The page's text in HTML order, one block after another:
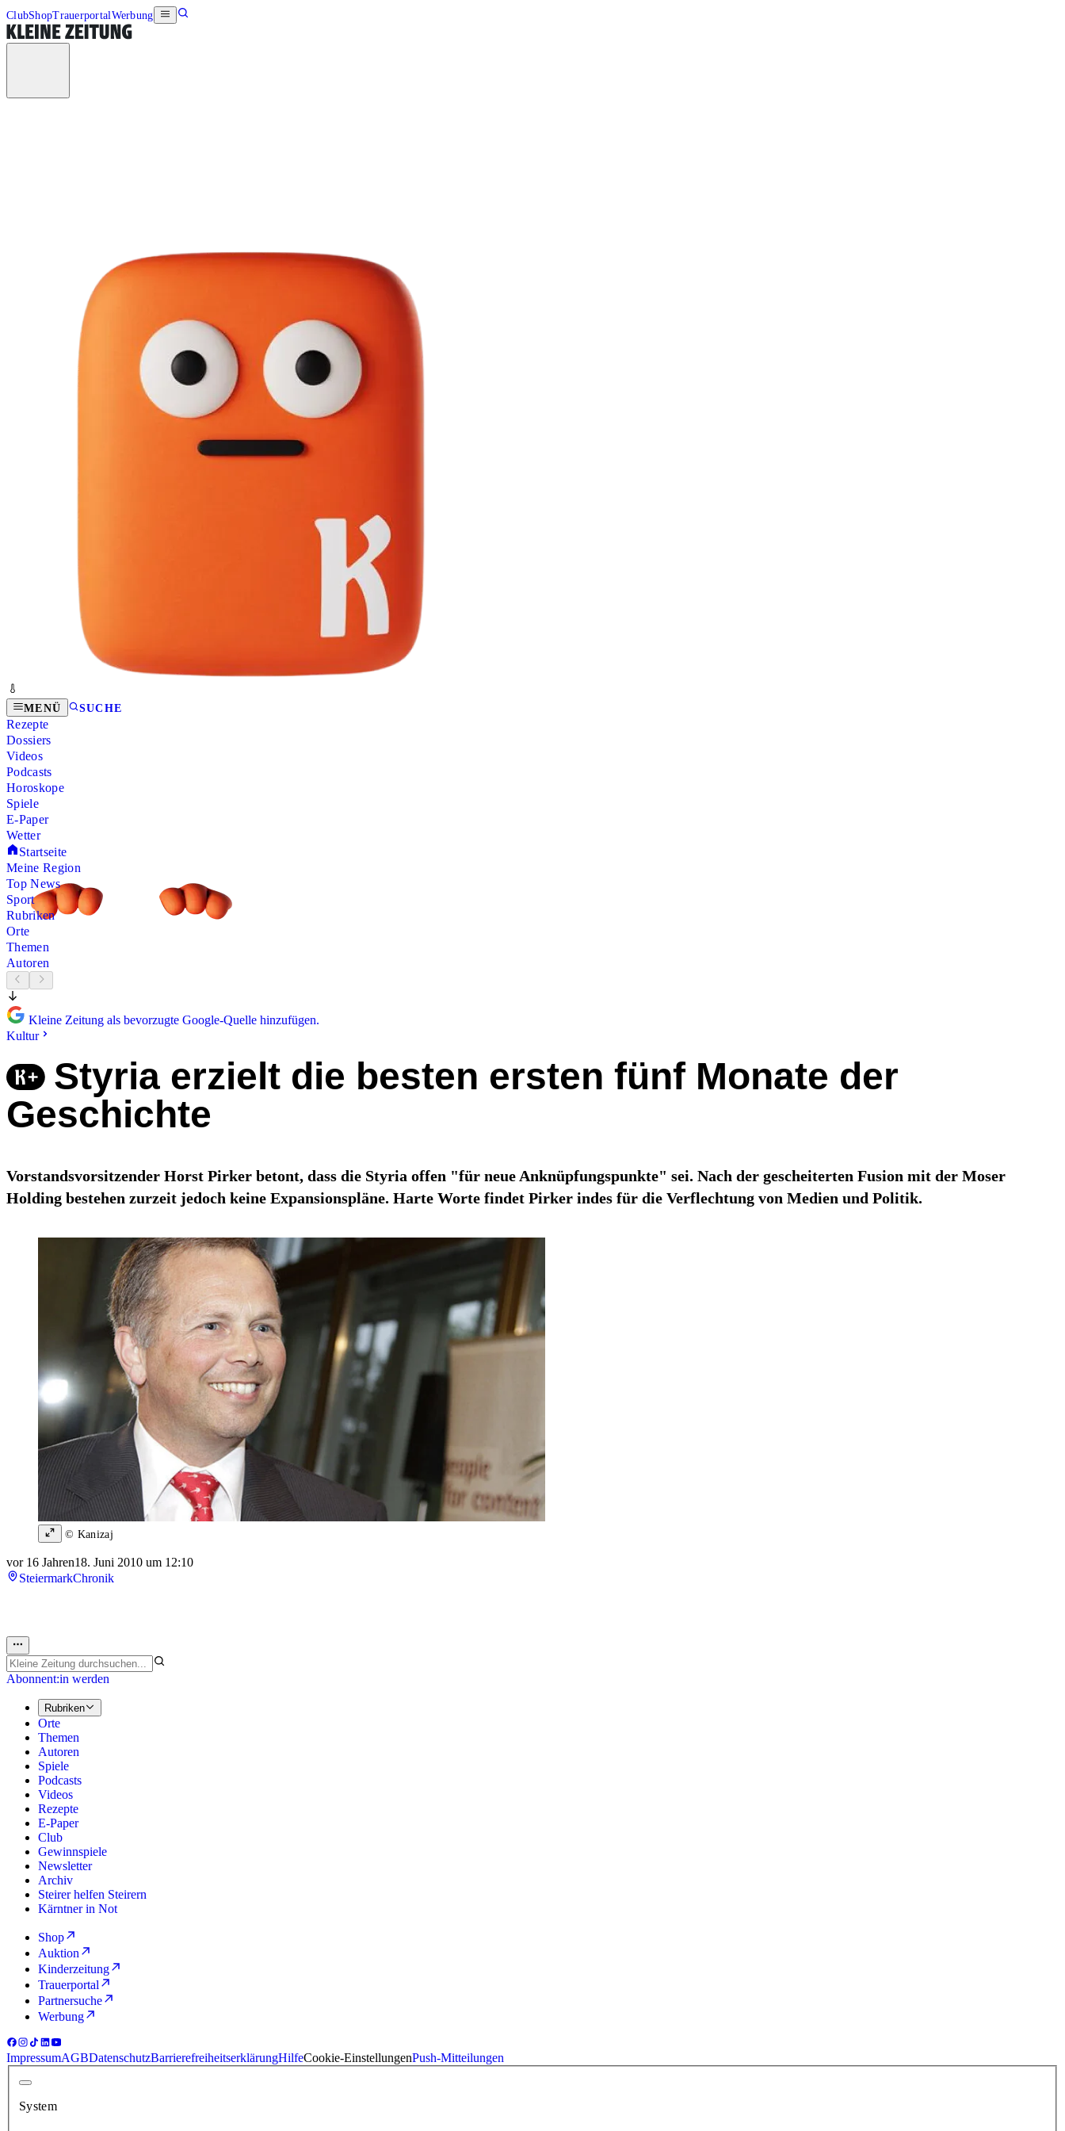
ClubShopTrauerportalWerbung
MENÜ SUCHE
Rezepte
Dossiers
Videos
Podcasts
Horoskope
Spiele
E-Paper
Wetter
Startseite
Meine Region
Top News
Sport
Rubriken
Orte
Themen
Autoren
Kleine Zeitung als bevorzugte Google-Quelle hinzufügen.
Kultur
Styria erzielt die besten ersten fünf Monate der
Geschichte
Vorstandsvorsitzender Horst Pirker betont, dass die Styria offen "für neue Anknüpfungspunkte" sei. Nach der gescheiterten Fusion mit der Moser
Holding bestehen zurzeit jedoch keine Expansionspläne. Harte Worte findet Pirker indes für die Verflechtung von Medien und Politik.
© Kanizaj
vor 16 Jahren18. Juni 2010 um 12:10
SteiermarkChronik
Abonnent:in werden
Rubriken
Orte
Themen
Autoren
Spiele
Podcasts
Videos
Rezepte
E-Paper
Club
Gewinnspiele
Newsletter
Archiv
Steirer helfen Steirern
Kärntner in Not
Shop
Auktion
Kinderzeitung
Trauerportal
Partnersuche
Werbung
ImpressumAGBDatenschutzBarrierefreiheitserklärungHilfeCookie-EinstellungenPush-Mitteilungen
System